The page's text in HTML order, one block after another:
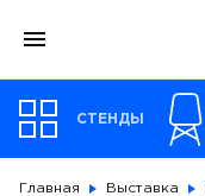
СТЕНДЫ
Главная Выставка